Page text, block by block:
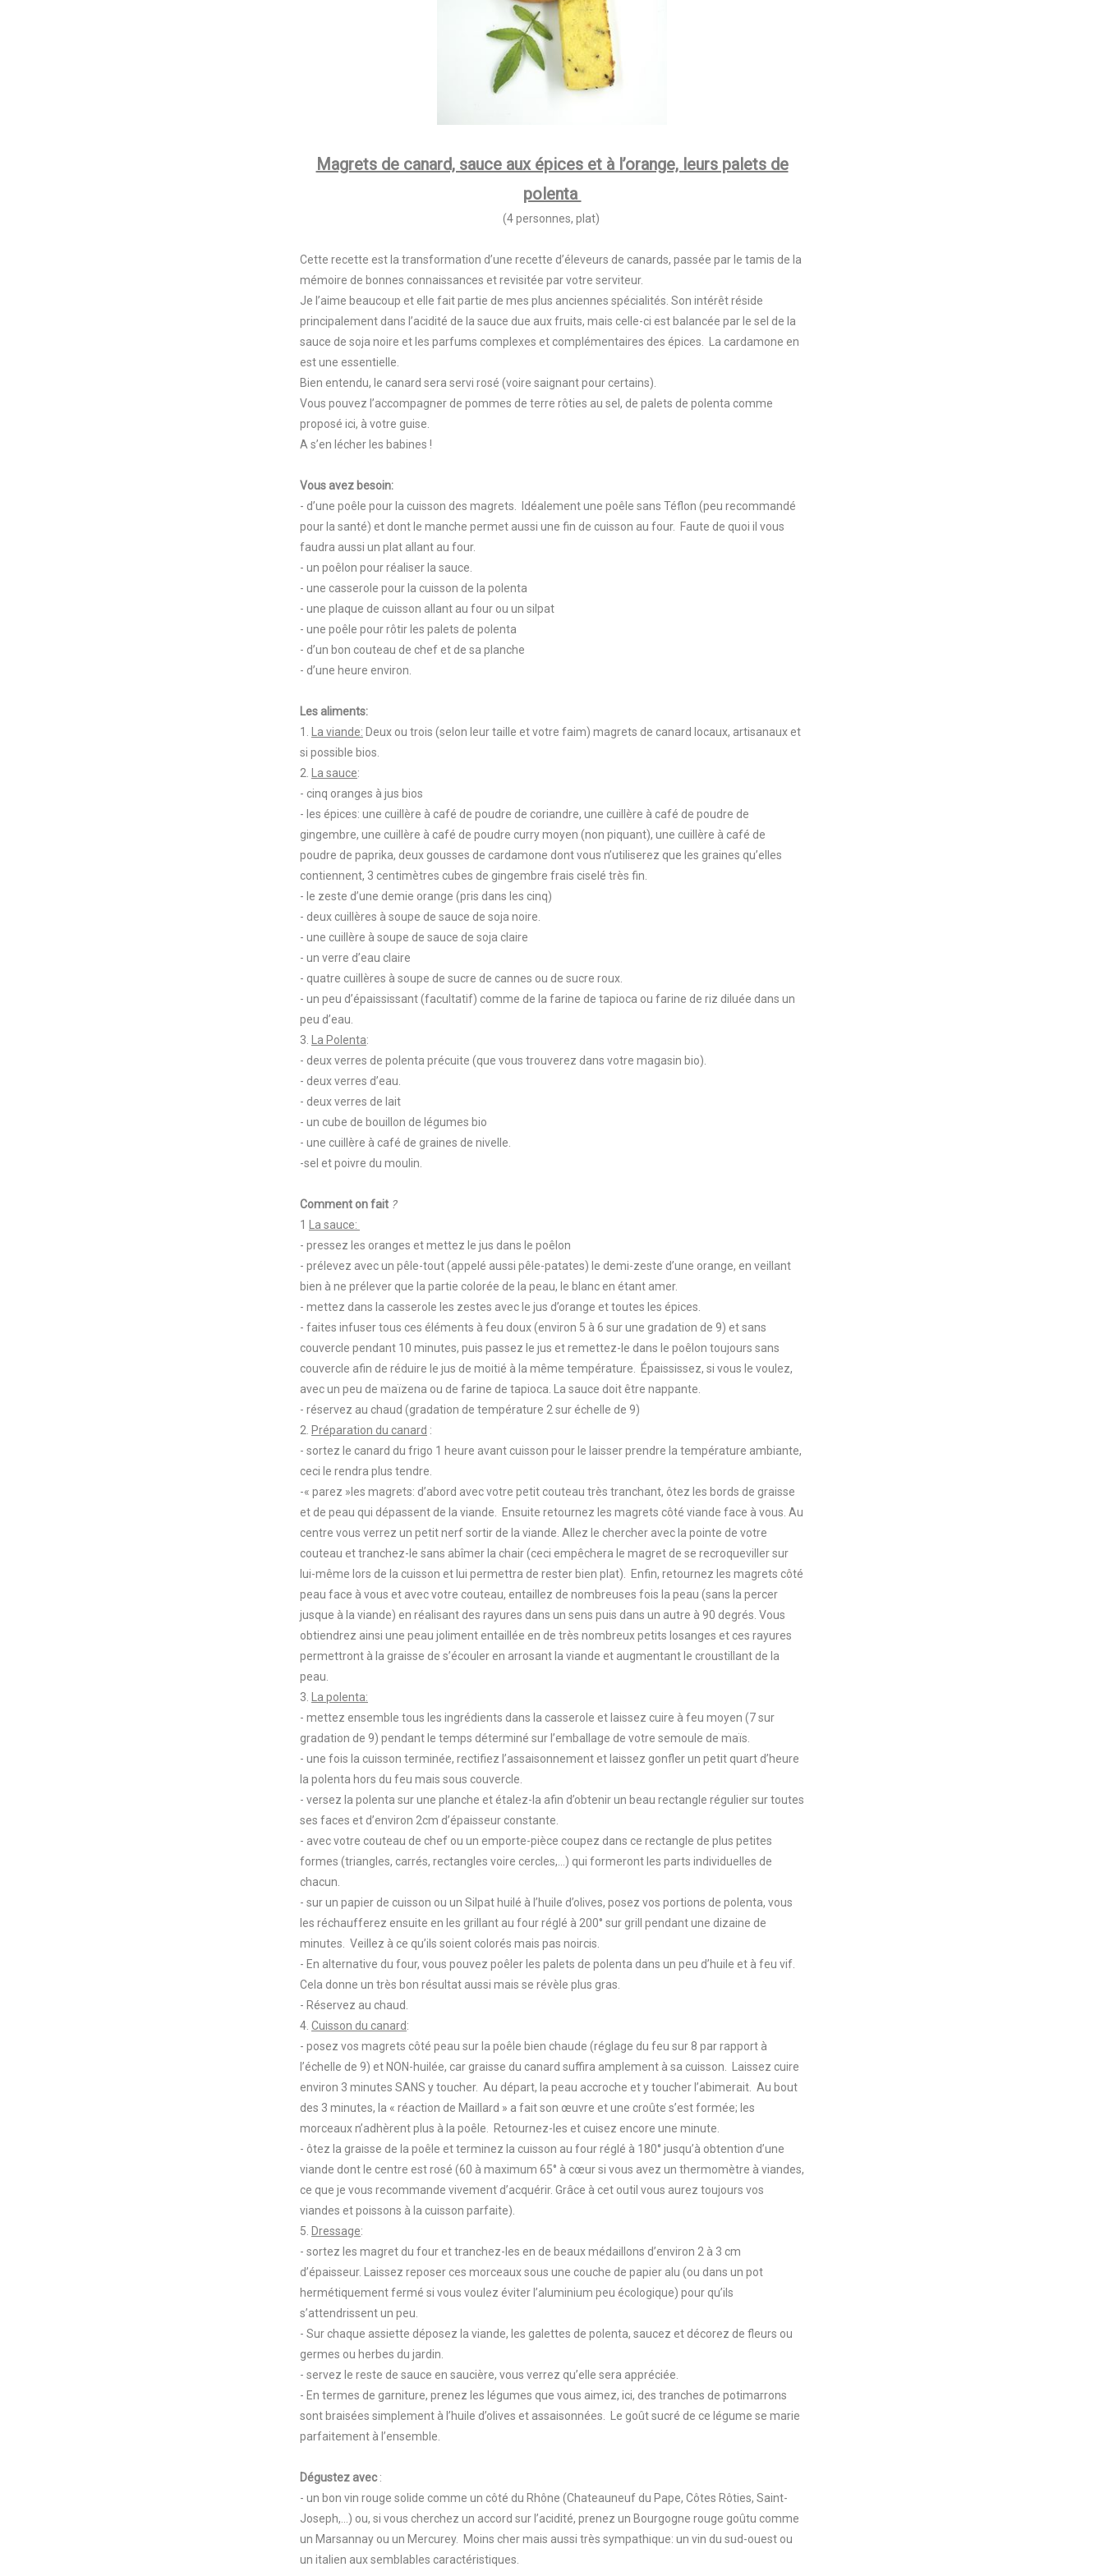
Magrets de canard, sauce aux épices et à l’orange, leurs palets de
polenta
(4 personnes, plat)
Cette recette est la transformation d’une recette d’éleveurs de canards, passée par le tamis de la
mémoire de bonnes connaissances et revisitée par votre serviteur.
Je l’aime beaucoup et elle fait partie de mes plus anciennes spécialités. Son intérêt réside
principalement dans l’acidité de la sauce due aux fruits, mais celle-ci est balancée par le sel de la
sauce de soja noire et les parfums complexes et complémentaires des épices. La cardamone en
est une essentielle.
Bien entendu, le canard sera servi rosé (voire saignant pour certains).
Vous pouvez l’accompagner de pommes de terre rôties au sel, de palets de polenta comme
proposé ici, à votre guise.
A s’en lécher les babines !
Vous avez besoin:
- d’une poêle pour la cuisson des magrets. Idéalement une poêle sans Téflon (peu recommandé
pour la santé) et dont le manche permet aussi une fin de cuisson au four. Faute de quoi il vous
faudra aussi un plat allant au four.
- un poêlon pour réaliser la sauce.
- une casserole pour la cuisson de la polenta
- une plaque de cuisson allant au four ou un silpat
- une poêle pour rôtir les palets de polenta
- d’un bon couteau de chef et de sa planche
- d’une heure environ.
Les aliments:
1.
La viande: Deux ou trois (selon leur taille et votre faim) magrets de canard locaux, artisanaux et
si possible bios.
2.
La sauce:
- cinq oranges à jus bios
- les épices: une cuillère à café de poudre de coriandre, une cuillère à café de poudre de
gingembre, une cuillère à café de poudre curry moyen (non piquant), une cuillère à café de
poudre de paprika, deux gousses de cardamone dont vous n’utiliserez que les graines qu’elles
contiennent, 3 centimètres cubes de gingembre frais ciselé très fin.
- le zeste d’une demie orange (pris dans les cinq)
- deux cuillères à soupe de sauce de soja noire.
- une cuillère à soupe de sauce de soja claire
- un verre d’eau claire
- quatre cuillères à soupe de sucre de cannes ou de sucre roux.
- un peu d’épaississant (facultatif) comme de la farine de tapioca ou farine de riz diluée dans un
peu d’eau.
3.
La Polenta:
- deux verres de polenta précuite (que vous trouverez dans votre magasin bio).
- deux verres d’eau.
- deux verres de lait
- un cube de bouillon de légumes bio
- une cuillère à café de graines de nivelle.
-sel et poivre du moulin.
Comment on fait ?
1
La sauce:
- pressez les oranges et mettez le jus dans le poêlon
- prélevez avec un pêle-tout (appelé aussi pêle-patates) le demi-zeste d’une orange, en veillant
bien à ne prélever que la partie colorée de la peau, le blanc en étant amer.
- mettez dans la casserole les zestes avec le jus d’orange et toutes les épices.
- faites infuser tous ces éléments à feu doux (environ 5 à 6 sur une gradation de 9) et sans
couvercle pendant 10 minutes, puis passez le jus et remettez-le dans le poêlon toujours sans
couvercle afin de réduire le jus de moitié à la même température. Épaississez, si vous le voulez,
avec un peu de maïzena ou de farine de tapioca. La sauce doit être nappante.
- réservez au chaud (gradation de température 2 sur échelle de 9)
2. Préparation du canard :
- sortez le canard du frigo 1 heure avant cuisson pour le laisser prendre la température ambiante,
ceci le rendra plus tendre.
-« parez »les magrets: d’abord avec votre petit couteau très tranchant, ôtez les bords de graisse
et de peau qui dépassent de la viande. Ensuite retournez les magrets côté viande face à vous. Au
centre vous verrez un petit nerf sortir de la viande. Allez le chercher avec la pointe de votre
couteau et tranchez-le sans abîmer la chair (ceci empêchera le magret de se recroqueviller sur
lui-même lors de la cuisson et lui permettra de rester bien plat). Enfin, retournez les magrets côté
peau face à vous et avec votre couteau, entaillez de nombreuses fois la peau (sans la percer
jusque à la viande) en réalisant des rayures dans un sens puis dans un autre à 90 degrés. Vous
obtiendrez ainsi une peau joliment entaillée en de très nombreux petits losanges et ces rayures
permettront à la graisse de s’écouler en arrosant la viande et augmentant le croustillant de la
peau.
3.
La polenta:
- mettez ensemble tous les ingrédients dans la casserole et laissez cuire à feu moyen (7 sur
gradation de 9) pendant le temps déterminé sur l’emballage de votre semoule de maïs.
- une fois la cuisson terminée, rectifiez l’assaisonnement et laissez gonfler un petit quart d’heure
la polenta hors du feu mais sous couvercle.
- versez la polenta sur une planche et étalez-la afin d’obtenir un beau rectangle régulier sur toutes
ses faces et d’environ 2cm d’épaisseur constante.
- avec votre couteau de chef ou un emporte-pièce coupez dans ce rectangle de plus petites
formes (triangles, carrés, rectangles voire cercles,...) qui formeront les parts individuelles de
chacun.
- sur un papier de cuisson ou un Silpat huilé à l’huile d’olives, posez vos portions de polenta, vous
les réchaufferez ensuite en les grillant au four réglé à 200° sur grill pendant une dizaine de
minutes. Veillez à ce qu’ils soient colorés mais pas noircis.
- En alternative du four, vous pouvez poêler les palets de polenta dans un peu d’huile et à feu vif.
Cela donne un très bon résultat aussi mais se révèle plus gras.
- Réservez au chaud.
4. Cuisson du canard:
- posez vos magrets côté peau sur la poêle bien chaude (réglage du feu sur 8 par rapport à
l’échelle de 9) et NON-huilée, car graisse du canard suffira amplement à sa cuisson. Laissez cuire
environ 3 minutes SANS y toucher. Au départ, la peau accroche et y toucher l’abimerait. Au bout
des 3 minutes, la « réaction de Maillard » a fait son œuvre et une croûte s’est formée; les
morceaux n’adhèrent plus à la poêle. Retournez-les et cuisez encore une minute.
- ôtez la graisse de la poêle et terminez la cuisson au four réglé à 180° jusqu’à obtention d’une
viande dont le centre est rosé (60 à maximum 65° à cœur si vous avez un thermomètre à viandes,
ce que je vous recommande vivement d’acquérir. Grâce à cet outil vous aurez toujours vos
viandes et poissons à la cuisson parfaite).
5. Dressage:
- sortez les magret du four et tranchez-les en de beaux médaillons d’environ 2 à 3 cm
d’épaisseur. Laissez reposer ces morceaux sous une couche de papier alu (ou dans un pot
hermétiquement fermé si vous voulez éviter l’aluminium peu écologique) pour qu’ils
s’attendrissent un peu.
- Sur chaque assiette déposez la viande, les galettes de polenta, saucez et décorez de fleurs ou
germes ou herbes du jardin.
- servez le reste de sauce en saucière, vous verrez qu’elle sera appréciée.
- En termes de garniture, prenez les légumes que vous aimez, ici, des tranches de potimarrons
sont braisées simplement à l’huile d’olives et assaisonnées. Le goût sucré de ce légume se marie
parfaitement à l’ensemble.
Dégustez avec:
- un bon vin rouge solide comme un côté du Rhône (Chateauneuf du Pape, Côtes Rôties, Saint-
Joseph,...) ou, si vous cherchez un accord sur l’acidité, prenez un Bourgogne rouge goûtu comme
un Marsannay ou un Mercurey. Moins cher mais aussi très sympathique: un vin du sud-ouest ou
un italien aux semblables caractéristiques.